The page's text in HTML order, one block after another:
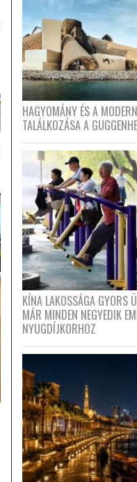
HAGYOMÁNY ÉS A
TALÁLKOZÁSA A
KÍNA LAKOSSÁGA GYORS
MÁR MINDEN NEGYEDIK
NYUGDÍJKORHOZ